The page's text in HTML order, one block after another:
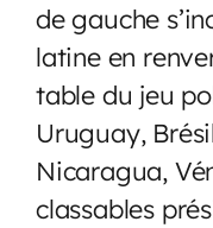
de gauche
latine en
table du jeu
Uruguay,
Nicaragua,
classables